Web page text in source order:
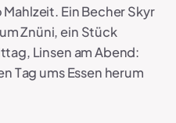
Ein Becher Skyr
Znüni, ein Stück
Linsen am Abend:
Tag ums Essen herum